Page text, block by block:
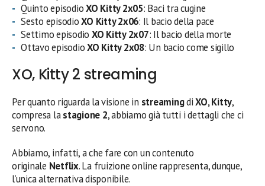
Quinto episodioXO Kitty2x05: Baci tra cugine
Sesto episodioXO Kitty2x06: Il bacio della pace
Settimo episodio XO Kitty2x07: Il bacio della morte
Ottavo episodioXO Kitty2x08: Un bacio come sigillo
XO, Kitty 2 streaming
Per quanto riguarda la visione in streamingdiXO, Kitty,
compresa lastagione 2, abbiamo già tutti i dettagli che ci
servono.
Abbiamo, infatti, a che fare con un contenuto
originale Netflix. La fruizione online rappresenta, dunque,
l’unica alternativa disponibile.